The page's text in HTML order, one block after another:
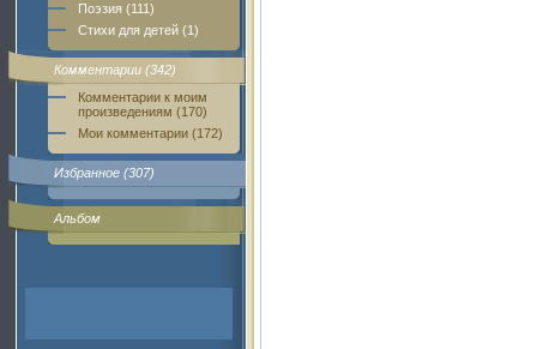
Поэзия (111)
Стихи для детей (1)
Комментарии (342)
Комментарии к моим
произведениям (170)
Мои комментарии (172)
Избранное (307)
Альбом